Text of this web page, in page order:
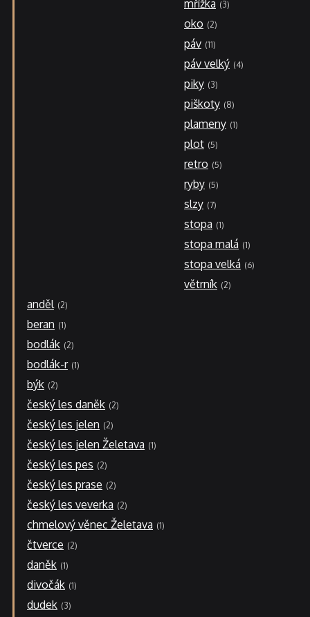
anděl 2
beran 1
bodlák 2
bodlák-r 1
býk 2
český les daněk 2
český les jelen 2
český les jelen Želetava 1
český les pes 2
český les prase 2
český les veverka 2
chmelový věnec Želetava 1
čtverce 2
daněk 1
divočák 1
dudek 3
mřížka 3
oko 2
páv 11
páv velký 4
piky 3
piškoty 8
plameny 1
plot 5
retro 5
ryby 5
slzy 7
stopa 1
stopa malá 1
stopa velká 6
větrník 2